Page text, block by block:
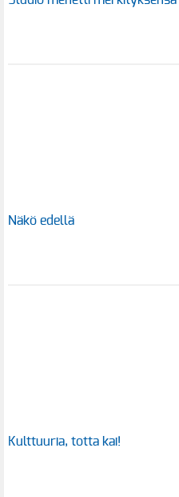
Näkö edellä
Kulttuuria, totta kai!